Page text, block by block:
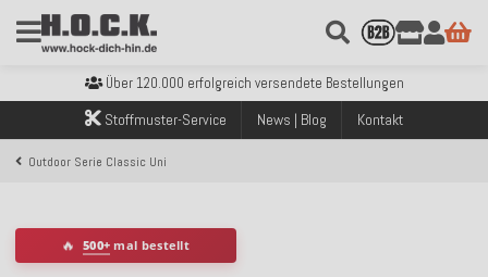
Über 120.000 erfolgreich versendete Bestellungen
Sicher bezahlen mit Klarna, PayPal & Amazon Pay
Kostenloser Versand innerhalb Deutschlands ab 99€ Bestellwert
Über 120.000 erfolgreich versendete Bestellungen
Sicher bezahlen mit Klarna, PayPal & Amazon Pay
Stoffmuster-Service News | Blog Kontakt
Outdoor Serie Classic Uni
🔥 500+ mal bestellt